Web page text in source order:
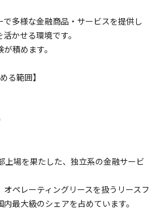
で多様な金融商品・サービスを提供し
かせる環境です。
積めます。
る範囲】
上場を果たした、独立系の金融サービ
ペレーティングリースを扱うリースフ
最大級のシェアを占めています。